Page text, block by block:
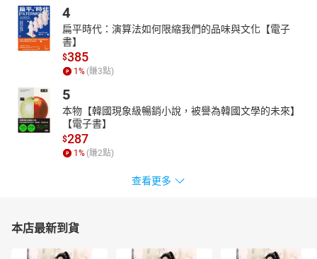
4
扁平時代：演算法如何限縮我們的品味與文化【電子
書】
$385
1% (賺3點)
5
本物【韓國現象級暢銷小說，被譽為韓國文學的未來】
【電子書】
$287
1% (賺2點)
查看更多
本店最新到貨